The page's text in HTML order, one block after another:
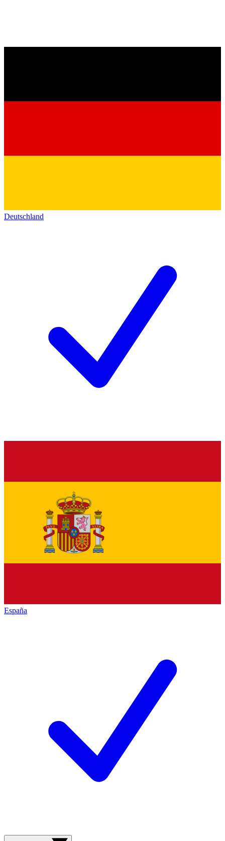
Deutschland
España